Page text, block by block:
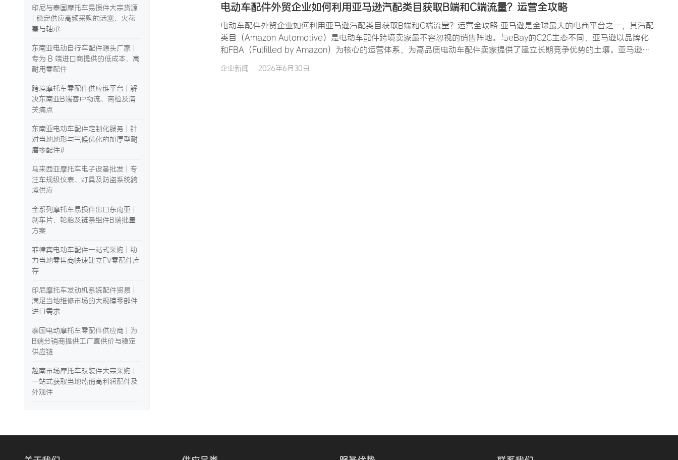
电动车配件外贸企业如何利用亚马逊汽配类目获取B端和C端流量？运营全攻略
电动车配件外贸企业如何利用亚马逊汽配类目获取B端和C端流量？运营全攻略 亚马逊是全球最大的电商平台之一，其汽配
类目（Amazon Automotive）是电动车配件跨境卖家最不容忽视的销售阵地。与eBay的C2C生态不同，亚马逊以品牌化
和FBA（Fulfilled by Amazon）为核心的运营体系，为高品质电动车配件卖家提供了建立长期竞争优势的土壤。亚马逊汽
行车或电动摩托车。更重要的是…
企业新闻 2026年6月30日
印尼与泰国摩托车易损件大宗货源
| 稳定供应高频采购的活塞、火花
塞与轴承
东南亚电动自行车配件源头厂家 |
专为 B 端进口商提供的低成本、高
耐用零配件
跨境摩托车零配件供应链平台 | 解
决东南亚B端客户物流、商检及清
关痛点
东南亚电动车配件定制化服务 | 针
对当地地形与气候优化的加厚型耐
磨零配件#
马来西亚摩托车电子设备批发 | 专
注车规级仪表、灯具及防盗系统跨
境供应
全系列摩托车易损件出口东南亚 |
刹车片、轮胎及链条组件B端批量
方案
菲律宾电动车配件一站式采购 | 助
力当地零售商快速建立EV零配件库
存
印尼摩托车发动机系统配件贸易 |
满足当地维修市场的大规模零部件
进口需求
泰国电动摩托车零配件供应商 | 为
B端分销商提供工厂直供价与稳定
供应链
越南市场摩托车改装件大宗采购 |
一站式获取当地热销高利润配件及
外观件